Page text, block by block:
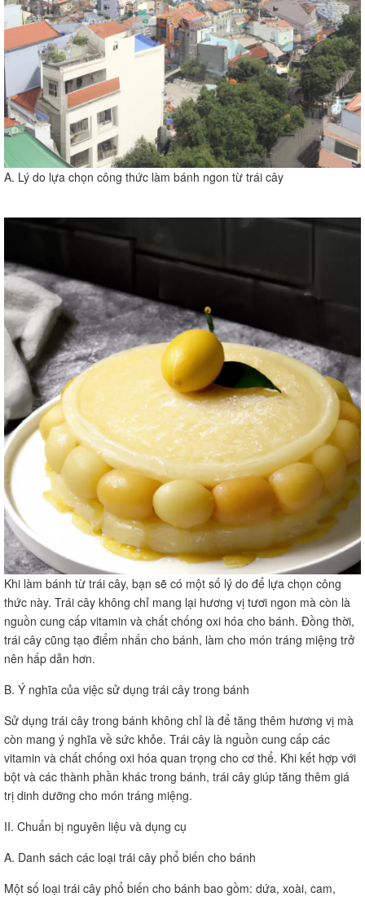
A. Lý do lựa chọn công thức làm bánh ngon từ trái cây
Khi làm bánh từ trái cây, bạn sẽ có một số lý do để lựa chọn công
thức này. Trái cây không chỉ mang lại hương vị tươi ngon mà còn là
nguồn cung cấp vitamin và chất chống oxi hóa cho bánh. Đồng thời,
trái cây cũng tạo điểm nhấn cho bánh, làm cho món tráng miệng trở
nên hấp dẫn hơn.
B. Ý nghĩa của việc sử dụng trái cây trong bánh
Sử dụng trái cây trong bánh không chỉ là để tăng thêm hương vị mà
còn mang ý nghĩa về sức khỏe. Trái cây là nguồn cung cấp các
vitamin và chất chống oxi hóa quan trọng cho cơ thể. Khi kết hợp với
bột và các thành phần khác trong bánh, trái cây giúp tăng thêm giá
trị dinh dưỡng cho món tráng miệng.
II. Chuẩn bị nguyên liệu và dụng cụ
A. Danh sách các loại trái cây phổ biến cho bánh
Một số loại trái cây phổ biến cho bánh bao gồm: dứa, xoài, cam,